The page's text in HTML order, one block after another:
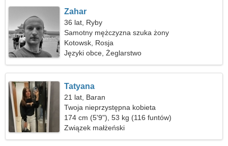
Zahar
36 lat, Ryby
Samotny mężczyzna szuka żony
Kotowsk, Rosja
Języki obce, Żeglarstwo
Tatyana
21 lat, Baran
Twoja nieprzystępna kobieta
174 cm (5'9"), 53 kg (116 funtów)
Związek małżeński